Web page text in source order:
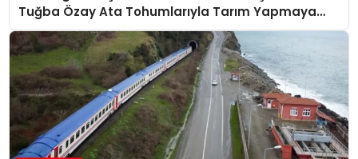
Tuğba Özay Ata Tohumlarıyla Tarım Yapmaya
Hazırlanıyor